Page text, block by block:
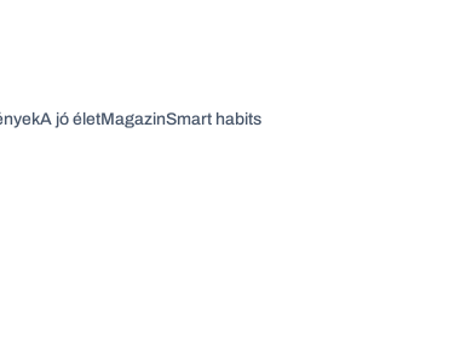
A jó életMagazinSmart habits